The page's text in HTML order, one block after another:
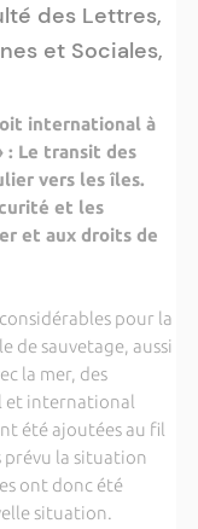
des Lettres,
et Sociales,
international à
: Le transit des
vers les îles.
et les
et aux droits de
pour la
de sauvetage, aussi
la mer, des
et international
été ajoutées au fil
prévu la situation
ont donc été
situation.